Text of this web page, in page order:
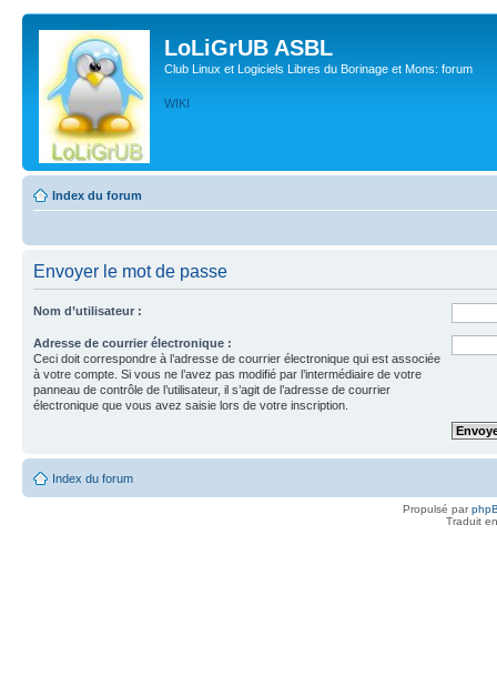
LoLiGrUB ASBL
Club Linux et Logiciels Libres du Borinage et Mons: forum
WIKI
Index du forum
Envoyer le mot de passe
Nom d’utilisateur :
Adresse de courrier électronique :
Ceci doit correspondre à l’adresse de courrier électronique qui est associée
à votre compte. Si vous ne l’avez pas modifié par l’intermédiaire de votre
panneau de contrôle de l’utilisateur, il s’agit de l’adresse de courrier
électronique que vous avez saisie lors de votre inscription.
Index du forum
Propulsé par
Traduit